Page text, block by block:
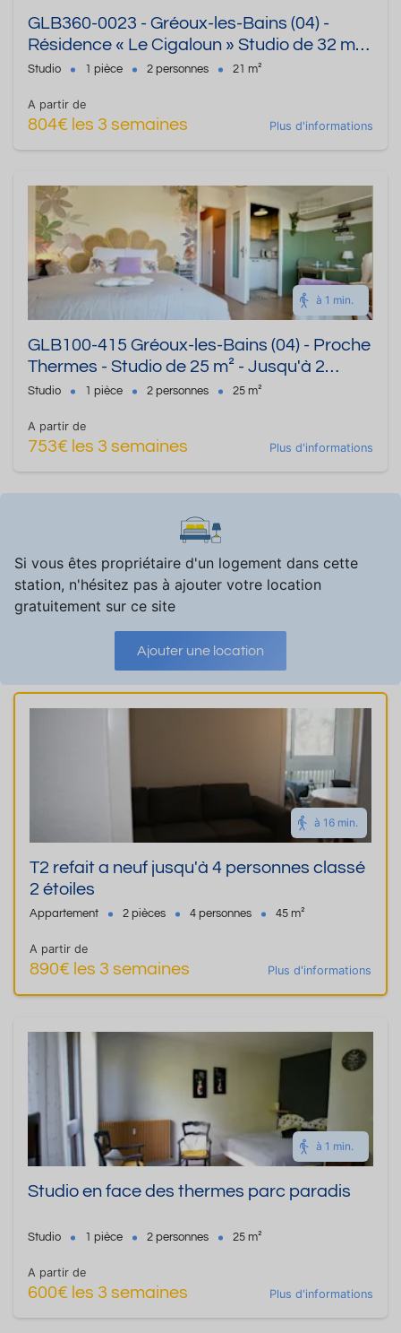
GLB360-0023 - Gréoux-les-Bains (04) -
Résidence « Le Cigaloun » Studio de 32 m² -
Jusqu'à 2 personnes
Studio 1 pièce 2 personnes 21 m²
A partir de
804€ les 3 semaines Plus d'informations
à 1 min.
GLB100-415 Gréoux-les-Bains (04) - Proche
Thermes - Studio de 25 m² - Jusqu'à 2
personnes
Studio 1 pièce 2 personnes 25 m²
A partir de
753€ les 3 semaines Plus d'informations
Si vous êtes propriétaire d'un logement dans cette
station, n'hésitez pas à ajouter votre location
gratuitement sur ce site
Ajouter une location
à 16 min.
T2 refait a neuf jusqu'à 4 personnes classé
2 étoiles
Appartement 2 pièces 4 personnes 45 m²
A partir de
890€ les 3 semaines Plus d'informations
à 1 min.
Studio en face des thermes parc paradis
Studio 1 pièce 2 personnes 25 m²
A partir de
600€ les 3 semaines Plus d'informations